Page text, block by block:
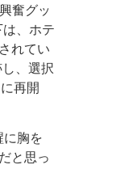
奮グッ
、ホテ
れてい
、選択
再開
胸を
と思っ